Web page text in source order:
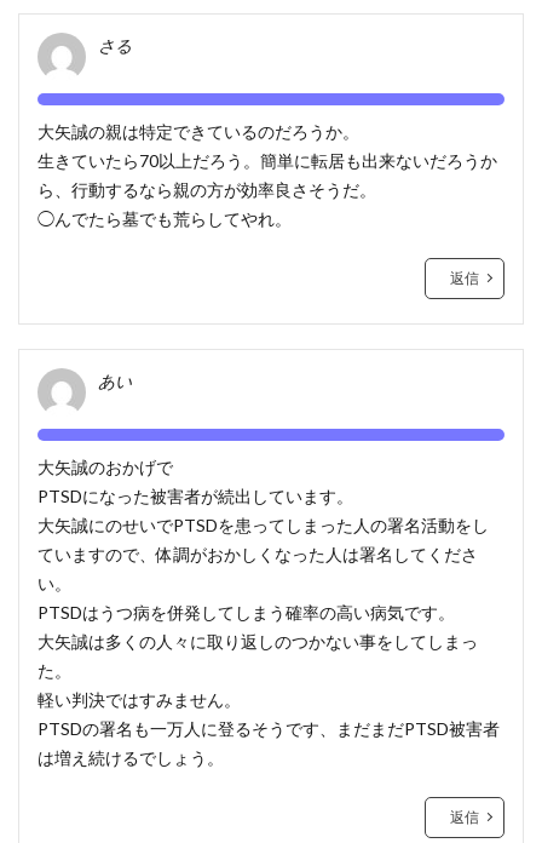
さる
大矢誠の親は特定できているのだろうか。
生きていたら70以上だろう。簡単に転居も出来ないだろうか
ら、行動するなら親の方が効率良さそうだ。
◯んでたら墓でも荒らしてやれ。
返信
あい
大矢誠のおかげで
PTSDになった被害者が続出しています。
大矢誠にのせいでPTSDを患ってしまった人の署名活動をし
ていますので、体調がおかしくなった人は署名してくださ
い。
PTSDはうつ病を併発してしまう確率の高い病気です。
大矢誠は多くの人々に取り返しのつかない事をしてしまっ
た。
軽い判決ではすみません。
PTSDの署名も一万人に登るそうです、まだまだPTSD被害者
は増え続けるでしょう。
返信